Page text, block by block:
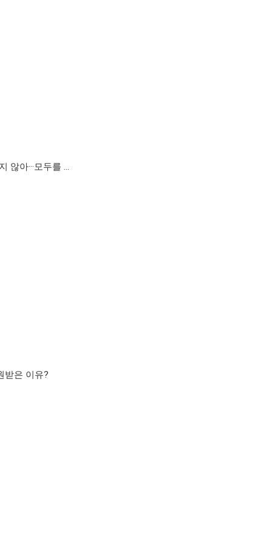
않아···모두를 …
받은 이유?